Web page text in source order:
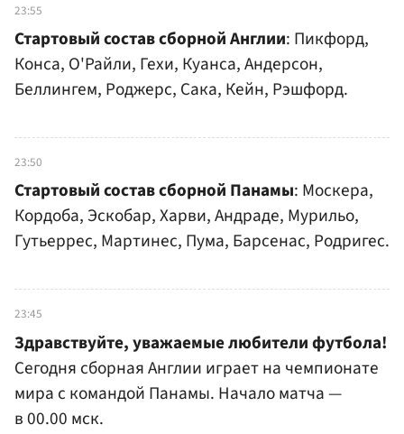
23:55
Стартовый состав сборной Англии: Пикфорд,
Конса, О'Райли, Гехи, Куанса, Андерсон,
Беллингем, Роджерс, Сака, Кейн, Рэшфорд.
23:50
Стартовый состав сборной Панамы: Москера,
Кордоба, Эскобар, Харви, Андраде, Мурильо,
Гутьеррес, Мартинес, Пума, Барсенас, Родригес.
23:45
Здравствуйте, уважаемые любители футбола!
Сегодня сборная Англии играет на чемпионате
мира с командой Панамы. Начало матча —
в 00.00 мск.